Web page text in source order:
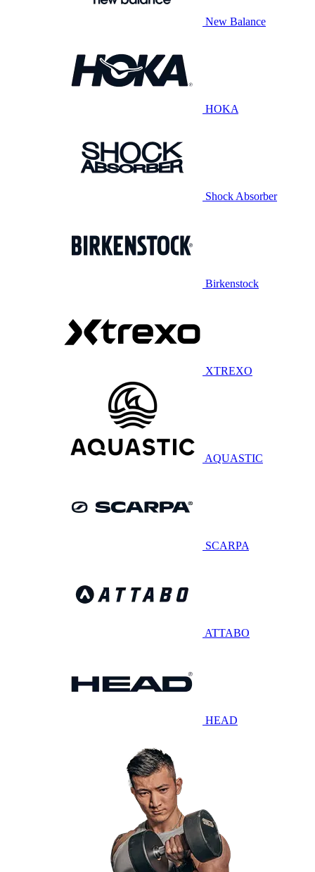
New Balance
HOKA
Shock Absorber
Birkenstock
XTREXO
AQUASTIC
SCARPA
ATTABO
HEAD